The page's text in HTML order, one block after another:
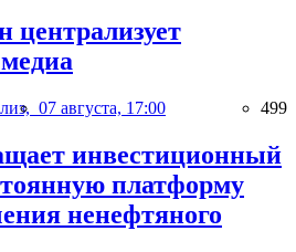
централизует
07 августа, 17:00 499
инвестиционный
платформу
ненефтяного